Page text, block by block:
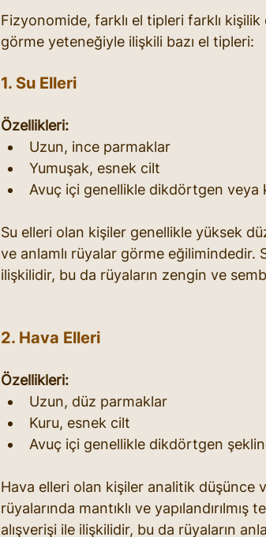
Fizyonomide, farklı el tipleri farklı
görme yeteneğiyle ilişkili bazı el tipleri:
1. Su Elleri
Özellikleri:
Uzun, ince parmaklar
Yumuşak, esnek cilt
Avuç içi genellikle dikdörtgen veya
Su elleri olan kişiler genellikle yüksek
ve anlamlı rüyalar görme eğilimindedir.
ilişkilidir, bu da rüyaların zengin ve
2. Hava Elleri
Özellikleri:
Uzun, düz parmaklar
Kuru, esnek cilt
Avuç içi genellikle dikdörtgen
Hava elleri olan kişiler analitik düşünce
rüyalarında mantıklı ve
alışverişi ile ilişkilidir, bu da rüyaların